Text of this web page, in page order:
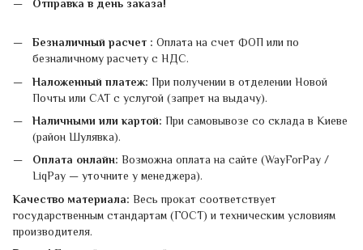
Отправка в день заказа!
Безналичный расчет : Оплата на счет ФОП или по
безналичному расчету с НДС.
Наложенный платеж: При получении в отделении Новой
Почты или САТ с услугой (запрет на выдачу).
Наличными или картой: При самовывозе со склада в Киеве
(район Шулявка).
Оплата онлайн: Возможна оплата на сайте (WayForPay /
LiqPay — уточните у менеджера).
Качество материала: Весь прокат соответствует
государственным стандартам (ГОСТ) и техническим условиям
производителя.